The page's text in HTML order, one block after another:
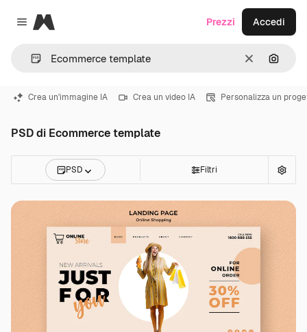
Close menu
Magnific
CancellaCerca
Prezzi Accedi
Crea un'immagine IA Crea un video IA Personalizza un
PSD di Ecommerce template
PSD Filtri